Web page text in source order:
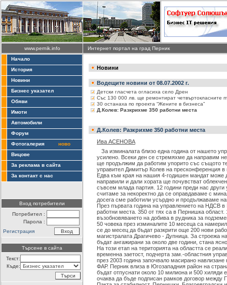
www.pernik.info
Интернет портал на град Перник
Начало
История
Новини
Бизнес указател
Обяви
Имоти
Автомобили
Форум
Фотогалерия
ново
Вицове
За реклама в сайта
За контакт с нас
Вход потребители
Потребител :
Парола :
Регистрация
Търсене в сайта
Текст:
Къде:
Новини
Водещите новини от 08.07.2002 г.
Детски гласчета огласиха село Дрен
Със 130 000 лв. ще ремонтират четвъртокласните
30 останаха по проекта “Жените в бизнеса”
Д.Колев: Разкрихме 350 работни места
Д.Колев: Разкрихме 350 работни места
Ива АСЕНОВА
За изминалата близо една година от нашето
усилено. Всеки ден се стремяхме да направим
ще продължим да работим упорито със същото
управител Димитър Колев на пресконференция
Едва към края на нашия 4-годишен мандат може
направили и дали хората ще почувстват
съвсем млада партия. 12 години преди нас други
считаме за некоректно да се оправдаваме с
досега сме работили усърдно и продължаваме
През първата година на управлението на НДСВ в
работни места. 350 от тях са в Пернишка
възобновяването на добива в рудника за
50 човека през изминалите 10 месеца са
се до месец да бъдат разкрити още 200 нови
магистралата Драгичево - Дупница. За строежа
бъдат ангажирани за около две години, стана
На този етап на територията на областта се
временна заетост, подчерта зам.-областния
през 2003 година започвало масирано
ФАР. Перник влиза в Югозападния район на
бъдат отпуснати около 10 милиона и 500 хиляди
очаква да бъде подписан рамков договор между